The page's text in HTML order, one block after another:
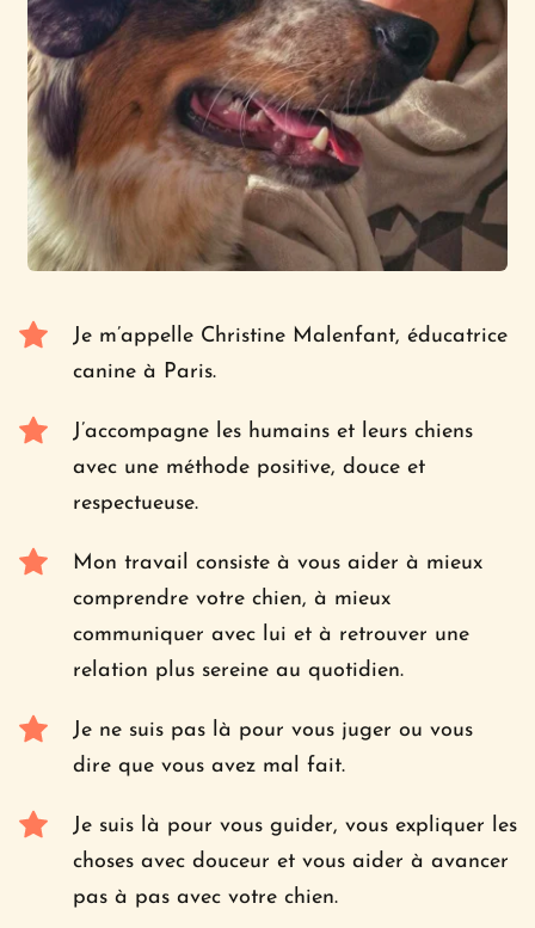
Je m’appelle Christine Malenfant, éducatrice
canine à Paris.
J’accompagne les humains et leurs chiens
avec une méthode positive, douce et
respectueuse.
Mon travail consiste à vous aider à mieux
comprendre votre chien, à mieux
communiquer avec lui et à retrouver une
relation plus sereine au quotidien.
Je ne suis pas là pour vous juger ou vous
dire que vous avez mal fait.
Je suis là pour vous guider, vous expliquer les
choses avec douceur et vous aider à avancer
pas à pas avec votre chien.